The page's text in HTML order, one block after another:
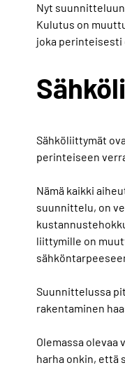
Nyt
Kulutus on
joka perinteisesti
Sähköliittymät
perinteiseen
Nämä kaikki
suunnittelu, on
liittymille on
Suunnittelussa
rakentaminen
Olemassa
harha onkin, että